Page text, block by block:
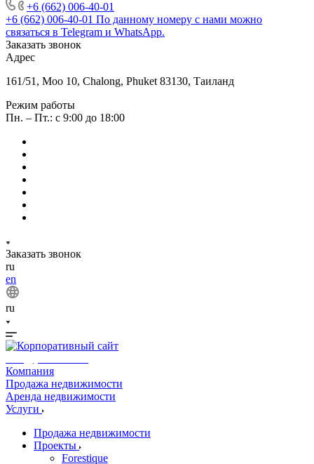
+6 (662) 006-40-01
+6 (662) 006-40-01 По данному номеру с нами можно
связаться в Telegram и WhatsApp.
Заказать звонок
Адрес
161/51, Moo 10, Chalong, Phuket 83130, Таиланд
Режим работы
Пн. – Пт.: с 9:00 до 18:00
Заказать звонок
ru
en
ru
Компания
Продажа недвижимости
Аренда недвижимости
Услуги
Продажа недвижимости
Проекты
Forestique